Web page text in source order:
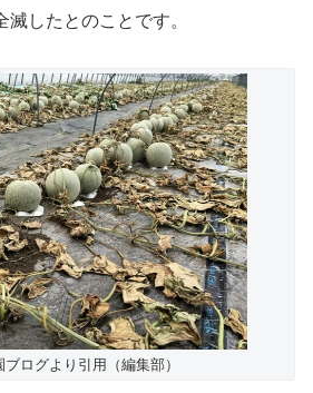
したとのことです。
ログより引用（編集部）